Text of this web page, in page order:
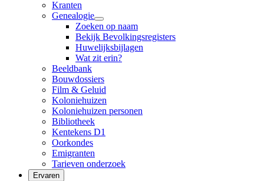
Kranten
Genealogie
Zoeken op naam
Bekijk Bevolkingsregisters
Huwelijksbijlagen
Wat zit erin?
Beeldbank
Bouwdossiers
Film & Geluid
Koloniehuizen
Koloniehuizen personen
Bibliotheek
Kentekens D1
Oorkondes
Emigranten
Tarieven onderzoek
Ervaren